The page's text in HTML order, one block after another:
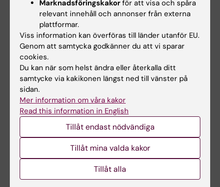
en betydande påverkan på människors hälsa och
som överskrider hälsosystemets förmåga att
bemästra den.
Tags
Centrum för hälsokriser
Kardiologi Katastrofmedicin
Ann Sofie Sten
Marknadsföringskakor för att visa och spåra
relevant innehåll och annonser från externa
plattformar.
Viss information kan överföras till länder utanför EU.
Genom att samtycka godkänner du att vi sparar
cookies.
Du kan när som helst ändra eller återkalla ditt
samtycke via kakikonen längst ned till vänster på
sidan.
Mer information om våra kakor
Read this information in English
Tillåt endast nödvändiga
Tillåt mina valda kakor
Tillåt alla